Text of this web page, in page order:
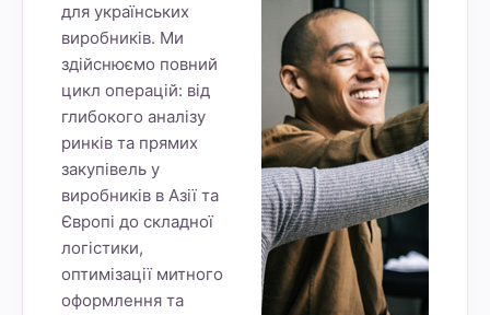
для українських
виробників. Ми
здійснюємо повний
цикл операцій: від
глибокого аналізу
ринків та прямих
закупівель у
виробників в Азії та
Європі до складної
логістики,
оптимізації митного
оформлення та